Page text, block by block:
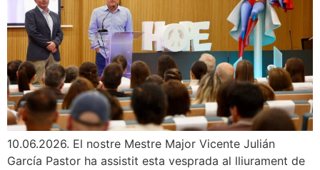
10.06.2026. El nostre Mestre Major Vicente Julián
García Pastor ha assistit esta vesprada al lliurament de